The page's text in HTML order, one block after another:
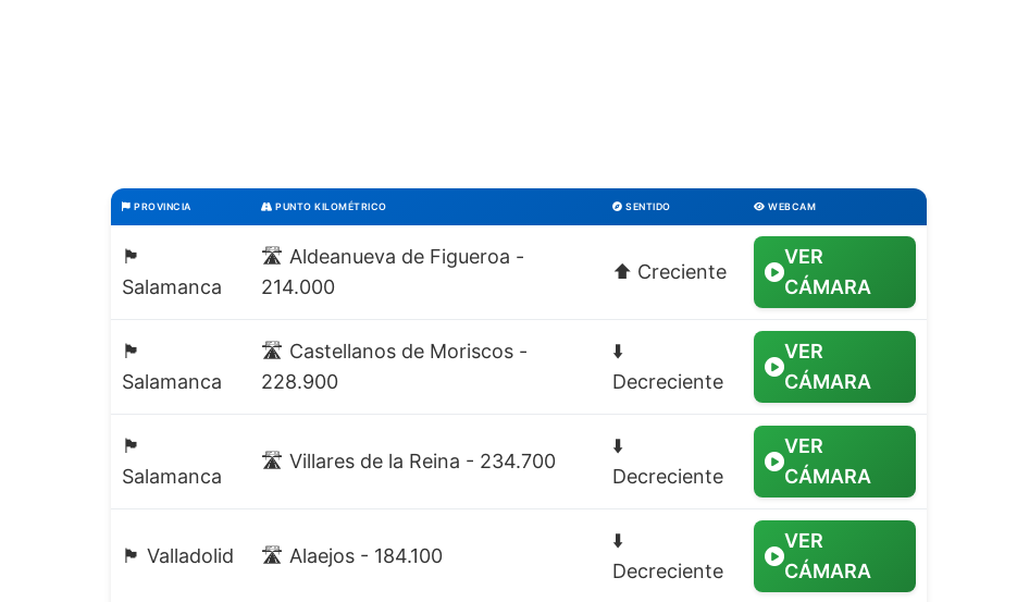
PROVINCIA PUNTO KILOMÉTRICO SENTIDO WEBCAM
🏴
Salamanca
🛣️ Aldeanueva de Figueroa -
214.000
⬆️ Creciente
VER
CÁMARA
🏴
Salamanca
🛣️ Castellanos de Moriscos -
228.900
⬇️
Decreciente
VER
CÁMARA
🏴
Salamanca
🛣️ Villares de la Reina - 234.700
⬇️
Decreciente
VER
CÁMARA
🏴 Valladolid 🛣️ Alaejos - 184.100
⬇️
Decreciente
VER
CÁMARA